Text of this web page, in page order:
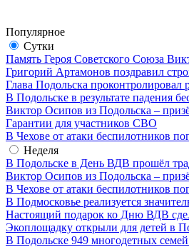
Популярное
Сутки
Память Героя Советского Союза
Григорий Артамонов поздравил
Глава Подольска проконтролировал
В Подольске в результате падения
Виктор Осипов из Подольска –
Гарантии для участников СВО
В Чехове от атаки беспилотников
Неделя
В Подольске в День ВДВ прошёл
Виктор Осипов из Подольска –
В Чехове от атаки беспилотников
В Подмосковье реализуется
Настоящий подарок ко Дню ВДВ
Экоплощадку открыли для детей в
В Подольске 949 многодетных